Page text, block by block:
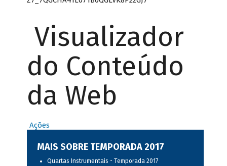
Visualizador
do Conteúdo
da Web
Ações
MAIS SOBRE TEMPORADA 2017
Quartas Instrumentais - Temporada 2017